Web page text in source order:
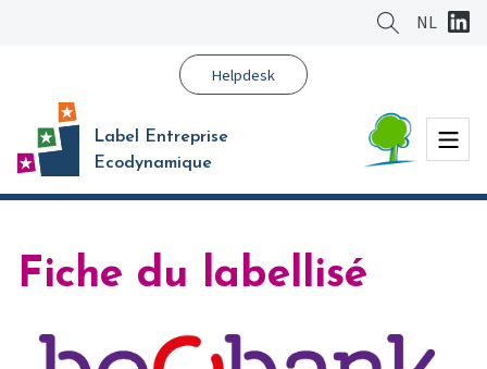
NL
Helpdesk
Label Entreprise
Ecodynamique
Menu
Fiche du labellisé